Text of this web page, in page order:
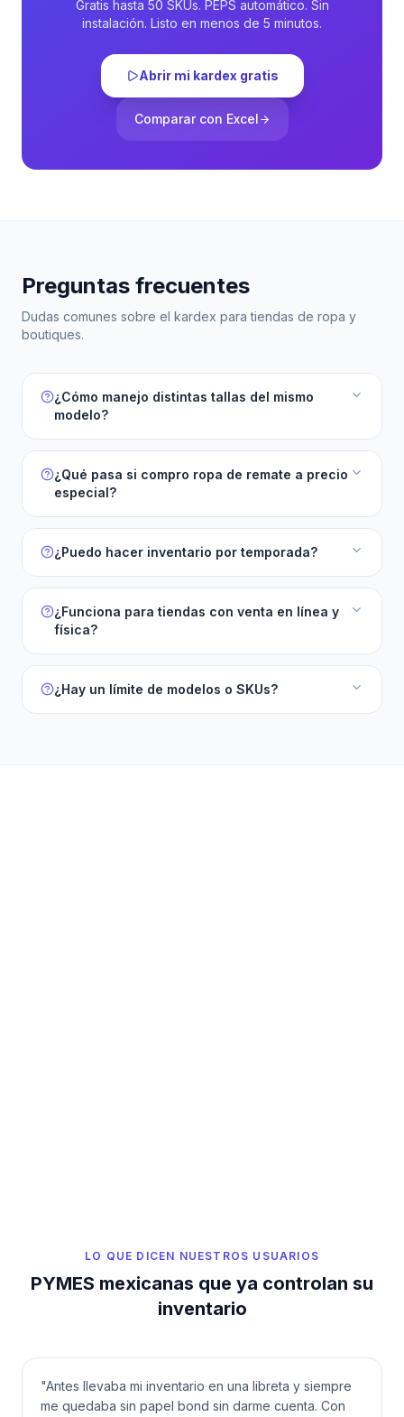
Gratis hasta 50 SKUs. PEPS automático. Sin
instalación. Listo en menos de 5 minutos.
Abrir mi kardex gratis
Comparar con Excel
Preguntas frecuentes
Dudas comunes sobre el kardex para tiendas de ropa y
boutiques.
¿Cómo manejo distintas tallas del mismo
modelo?
¿Qué pasa si compro ropa de remate a precio
especial?
¿Puedo hacer inventario por temporada?
¿Funciona para tiendas con venta en línea y
física?
¿Hay un límite de modelos o SKUs?
LO QUE DICEN NUESTROS USUARIOS
PYMES mexicanas que ya controlan su
inventario
"Antes llevaba mi inventario en una libreta y siempre
me quedaba sin papel bond sin darme cuenta. Con